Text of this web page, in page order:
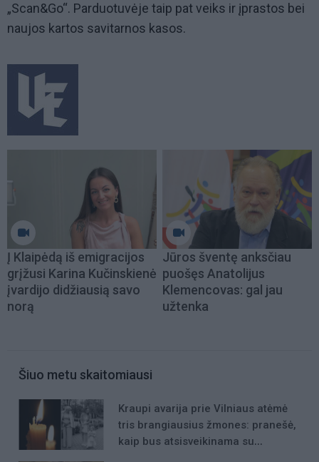
„Scan&Go“. Parduotuvėje taip pat veiks ir įprastos bei
naujos kartos savitarnos kasos.
Į Klaipėdą iš emigracijos
grįžusi Karina Kučinskienė
įvardijo didžiausią savo
norą
Jūros šventę anksčiau
puošęs Anatolijus
Klemencovas: gal jau
užtenka
Šiuo metu skaitomiausi
Kraupi avarija prie Vilniaus atėmė
tris brangiausius žmones: pranešė,
kaip bus atsisveikinama su